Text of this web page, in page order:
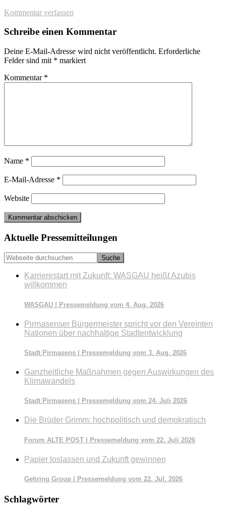
Kommentar verfassen
Leser-
Schreibe einen Kommentar
Deine E-Mail-Adresse wird nicht veröffentlicht. Erforderliche
Felder sind mit * markiert
Kommentar *
Name *
E-Mail-Adresse *
Website
Seitenspalte
Aktuelle Pressemitteilungen
Webseite
durchsuchen
Karrierestart mit Zukunft: WASGAU heißt Azubis
willkommen
WASGAU | Pressemeldung vom 4. Aug. 2026
Pirmasenser Bürgermeister spricht vor den Vereinten
Nationen über nachhaltige Stadtentwicklung
Stadt Pirmasens | Pressemeldung vom 3. Aug. 2026
Ganzheitliche Maßnahmen gegen Auswirkungen des
Klimawandels
Stadt Pirmasens | Pressemeldung vom 24. Juli 2026
Die Brüder Grimm: hochpolitisch und demokratisch
Forum ALTE POST | Pressemeldung vom 22. Juli 2026
Papier loslassen und Zukunft gewinnen
Gehring Group | Pressemeldung vom 22. Jul. 2026
Schlagwörter